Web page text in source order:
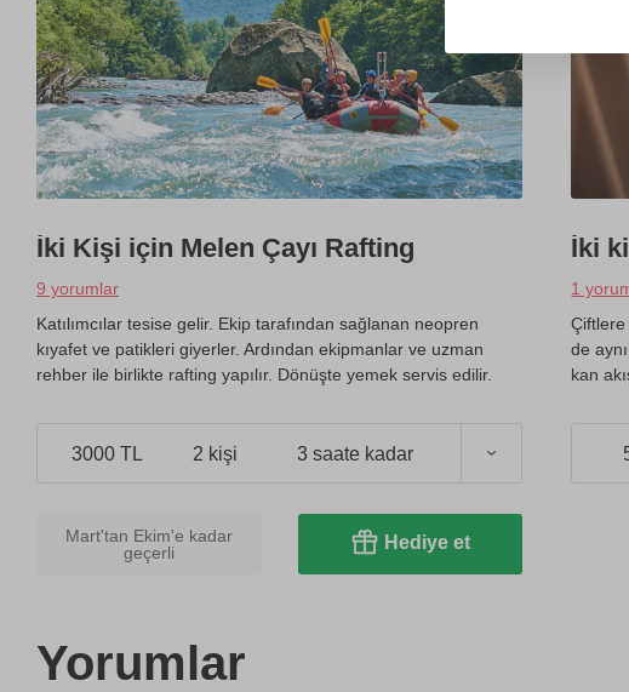
İki Kişi için Melen Çayı Rafting
9 yorumlar
Katılımcılar tesise gelir. Ekip tarafından sağlanan neopren
kıyafet ve patikleri giyerler. Ardından ekipmanlar ve uzman
rehber ile birlikte rafting yapılır. Dönüşte yemek servis edilir.
3000 TL 2 kişi 3 saate kadar
Mart'tan Ekim'e kadar
geçerli
Hediye et
İki
1
de
kan
Yorumlar